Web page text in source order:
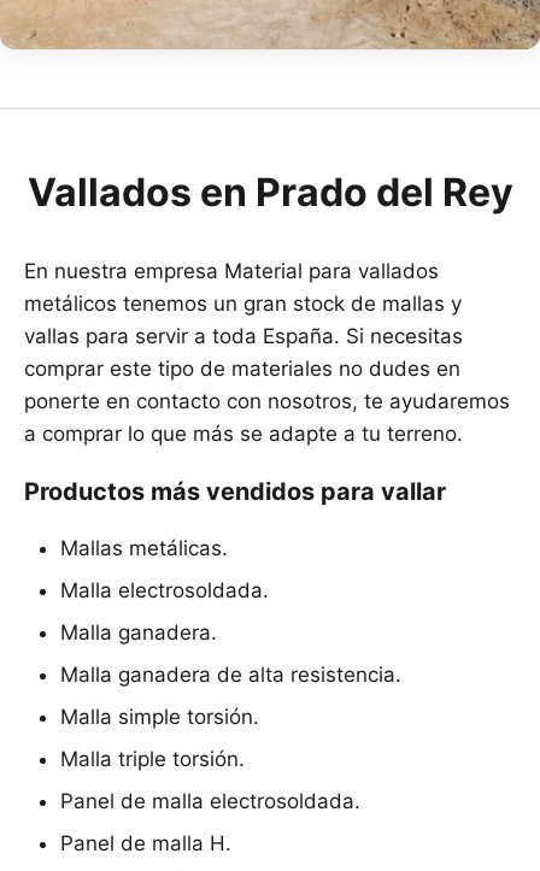
Vallados en Prado del Rey
En nuestra empresa Material para vallados
metálicos tenemos un gran stock de mallas y
vallas para servir a toda España. Si necesitas
comprar este tipo de materiales no dudes en
ponerte en contacto con nosotros, te ayudaremos
a comprar lo que más se adapte a tu terreno.
Productos más vendidos para vallar
Mallas metálicas.
Malla electrosoldada.
Malla ganadera.
Malla ganadera de alta resistencia.
Malla simple torsión.
Malla triple torsión.
Panel de malla electrosoldada.
Panel de malla H.